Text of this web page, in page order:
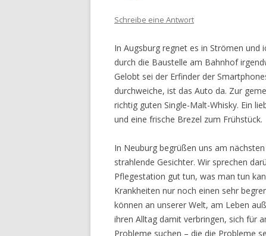
Schreibe eine Antwort
In Augsburg regnet es in Strömen und
durch die Baustelle am Bahnhof
Gelobt sei der Erfinder der
durchweiche, ist das Auto da. Zur
richtig guten Single-Malt-Whisky. Ein
und eine frische Brezel zum Frühstück.
In Neuburg begrüßen uns am
strahlende Gesichter. Wir sprechen
Pflegestation gut tun, was man tun
Krankheiten nur noch einen sehr
können an unserer Welt, am Leben
ihren Alltag damit verbringen, sich für
Probleme suchen – die die Probleme